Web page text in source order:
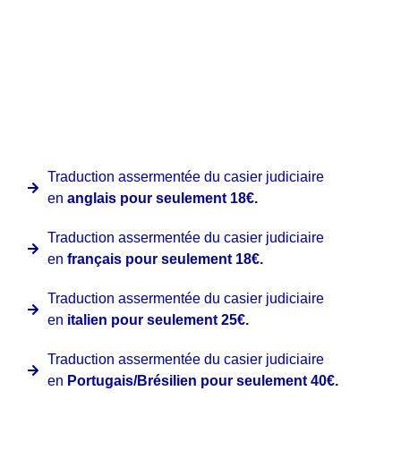
Traduction assermentée du casier judiciaire
en anglais pour seulement 18€.
Traduction assermentée du casier judiciaire
en français pour seulement 18€.
Traduction assermentée du casier judiciaire
en italien pour seulement 25€.
Traduction assermentée du casier judiciaire
en Portugais/Brésilien pour seulement 40€.